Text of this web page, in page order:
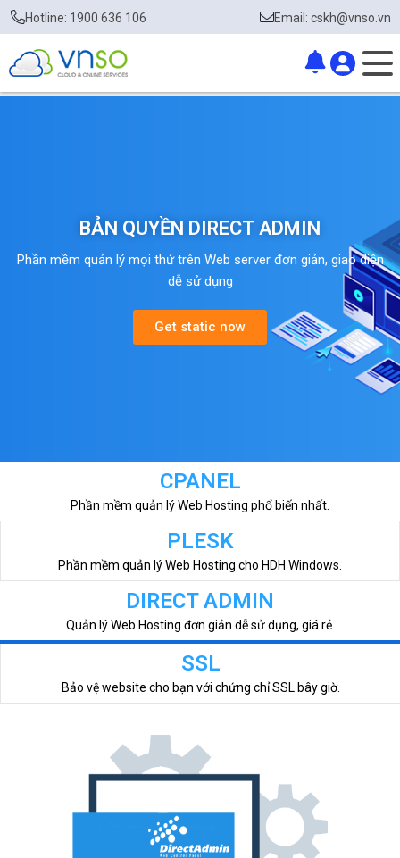
Hotline: 1900 636 106 Email: cskh@vnso.vn
BẢN QUYỀN DIRECT ADMIN
Phần mềm quản lý mọi thứ trên Web server đơn giản, giao diện
dễ sử dụng
Get static now
CPANEL
Phần mềm quản lý Web Hosting phổ biến nhất.
PLESK
Phần mềm quản lý Web Hosting cho HDH Windows.
DIRECT ADMIN
Quản lý Web Hosting đơn giản dễ sử dụng, giá rẻ.
SSL
Bảo vệ website cho bạn với chứng chỉ SSL bây giờ.